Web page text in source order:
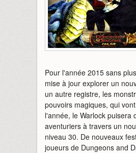
Pour l'année 2015 sans
mise à jour explorer un
un autre registre, les
pouvoirs magiques, qui
l'année, le Warlock
aventuriers à travers un
niveau 30. De nouveaux
joueurs de Dungeons and